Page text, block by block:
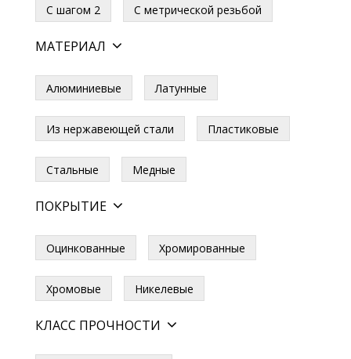
С шагом 2 С метрической резьбой
МАТЕРИАЛ
Алюминиевые Латунные
Из нержавеющей стали Пластиковые
Стальные Медные
ПОКРЫТИЕ
Оцинкованные Хромированные
Хромовые Никелевые
КЛАСС ПРОЧНОСТИ